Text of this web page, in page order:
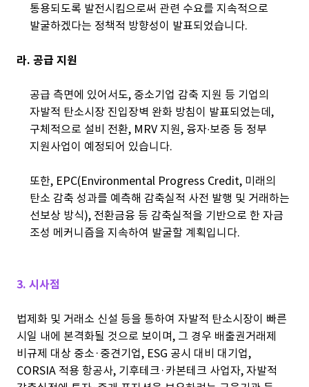
통용되도록 발전시킴으로써 관련 수요를 지속적으로
발굴하겠다는 정책적 방향성이 발표되었습니다.
라. 공급 지원
공급 측면에 있어서도, 중소기업 감축 지원 등 기업의
자발적 탄소시장 진입장벽 완화 방침이 발표되었는데,
구체적으로 설비 전환, MRV 지원, 융자∙보증 등 정부
지원사업이 예정되어 있습니다.
또한, EPC(Environmental Progress Credit, 미래의
탄소 감축 성과를 예측해 감축실적 사전 발행 및 거래하는
선보상 방식), 전환금융 등 감축실적을 기반으로 한 자금
조성 메커니즘을 지속하여 발굴할 계획입니다.
3. 시사점
법제화 및 거래소 신설 등을 통하여 자발적 탄소시장이 빠른
시일 내에 본격화될 것으로 보이며, 그 경우 배출권거래제
비규제 대상 중소·중견기업, ESG 공시 대비 대기업,
CORSIA 적용 항공사, 기후테크·카본테크 사업자, 자발적